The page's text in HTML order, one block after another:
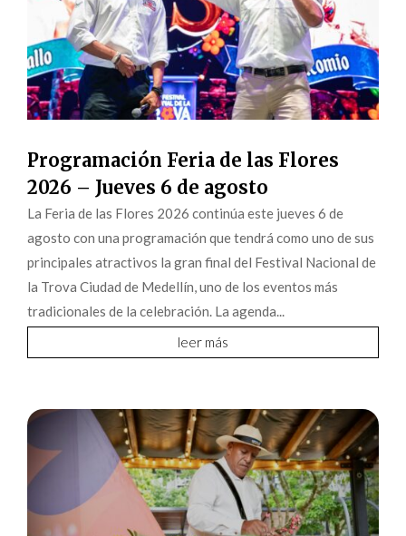
Programación Feria de las Flores
2026 – Jueves 6 de agosto
La Feria de las Flores 2026 continúa este jueves 6 de
agosto con una programación que tendrá como uno de sus
principales atractivos la gran final del Festival Nacional de
la Trova Ciudad de Medellín, uno de los eventos más
tradicionales de la celebración. La agenda...
leer más